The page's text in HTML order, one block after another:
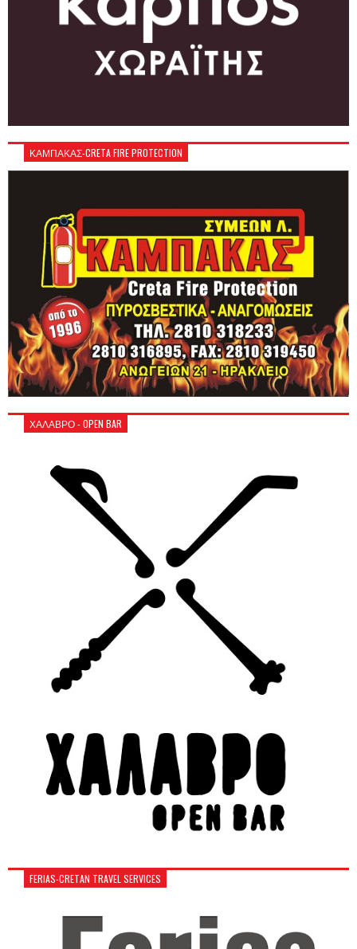
ΚΑΜΠΑΚΑΣ-CRETA FIRE PROTECTION
ΧΑΛΑΒΡΟ - OPEN BAR
FERIAS-CRETAN TRAVEL SERVICES